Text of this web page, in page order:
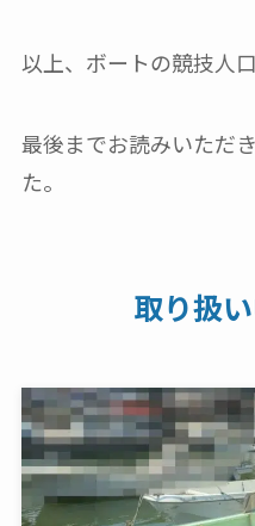
以上、ボートの競技人
最後までお読みいただ
た。
取り扱